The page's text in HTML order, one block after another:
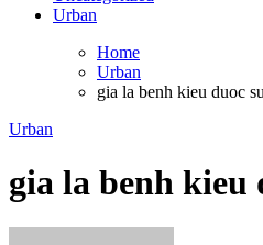
Urban
Home
Urban
gia la benh kieu duoc
Urban
gia la benh kieu